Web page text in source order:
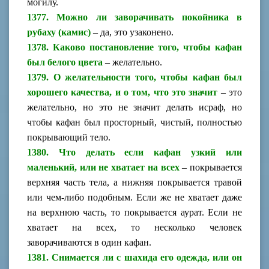
могилу.
1377. Можно ли заворачивать покойника в
рубаху (камис) – да, это узаконено.
1378. Каково постановление того, чтобы кафан
был белого цвета – желательно.
1379. О желательности того, чтобы кафан был
хорошего качества, и о том, что это значит – это
желательно, но это не значит делать исраф, но
чтобы кафан был просторный, чистый, полностью
покрывающий тело.
1380. Что делать если кафан узкий или
маленький, или не хватает на всех – покрывается
верхняя часть тела, а нижняя покрывается травой
или чем-либо подобным. Если же не хватает даже
на верхнюю часть, то покрывается аурат. Если не
хватает на всех, то несколько человек
заворачиваются в один кафан.
1381. Снимается ли с шахида его одежда, или он